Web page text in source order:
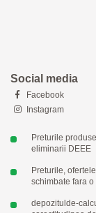
Social media
Facebook
Instagram
Preturile
eliminarii DEEE
Preturile,
schimbate fara
depozitulde-